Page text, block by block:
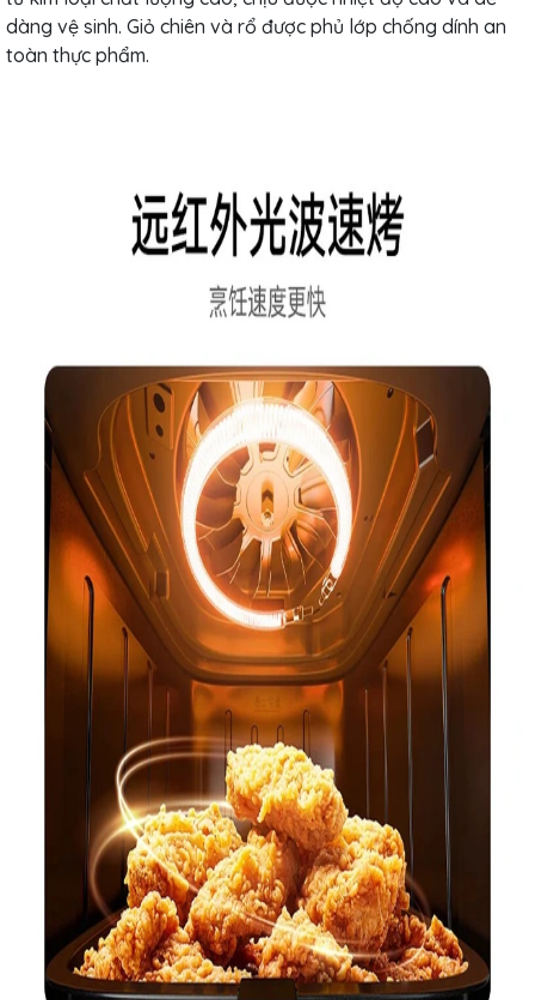
dàng vệ sinh. Giỏ chiên và rổ được phủ lớp chống dính an
toàn thực phẩm.